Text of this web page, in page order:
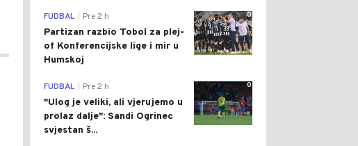
0
FUDBAL Pre 2 h
Partizan razbio Tobol za plej-
of Konferencijske lige i mir u
Humskoj
0
FUDBAL Pre 2 h
"Ulog je veliki, ali vjerujemo u
prolaz dalje": Sandi Ogrinec
svjestan š...